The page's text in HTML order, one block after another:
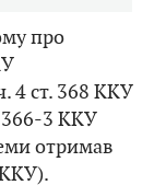
про
4 ст. 368 ККУ
366-3 ККУ
отримав
ККУ).